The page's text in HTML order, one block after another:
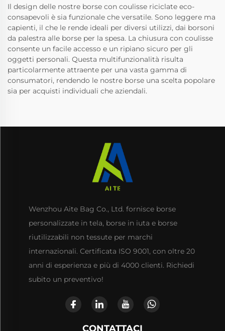
Il design delle nostre borse con coulisse riciclate eco-
consapevoli è sia funzionale che versatile. Sono leggere ma
capienti, il che le rende ideali per diversi utilizzi, dai borsoni
da palestra alle borse per la spesa. La chiusura con coulisse
consente un facile accesso e un ripiano sicuro per gli
oggetti personali. Questa multifunzionalità risulta
particolarmente attraente per una vasta gamma di
consumatori, rendendo le nostre borse una scelta popolare
sia per acquisti individuali che aziendali.
Wenzhou Aite Bag Co., Ltd. fornisce borse
personalizzate in tela, borse in iuta e borse
riutilizzabili non tessute per marchi
internazionali. Certificata ISO 9001, con oltre 20
anni di esperienza e più di 4000 clienti. Richiedi
subito un preventivo!
CONTATTACI